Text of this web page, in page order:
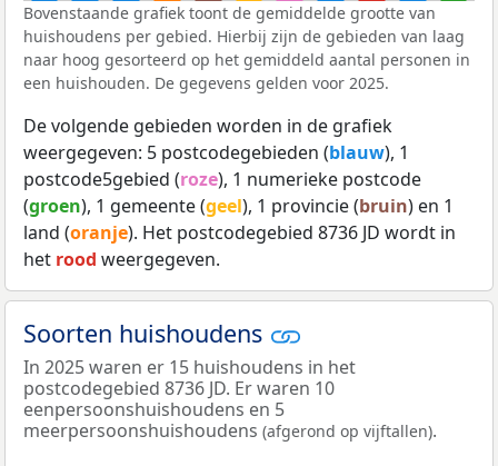
Bovenstaande grafiek toont de gemiddelde grootte van
huishoudens per gebied. Hierbij zijn de gebieden van laag
naar hoog gesorteerd op het gemiddeld aantal personen in
een huishouden. De gegevens gelden voor 2025.
De volgende gebieden worden in de grafiek
weergegeven: 5 postcodegebieden (blauw), 1
postcode5gebied (roze), 1 numerieke postcode
(groen), 1 gemeente (geel), 1 provincie (bruin) en 1
land (oranje). Het postcodegebied 8736 JD wordt in
het rood weergegeven.
Soorten huishoudens
In 2025 waren er 15 huishoudens in het
postcodegebied 8736 JD. Er waren 10
eenpersoonshuishoudens en 5
meerpersoonshuishoudens (afgerond op vijftallen).